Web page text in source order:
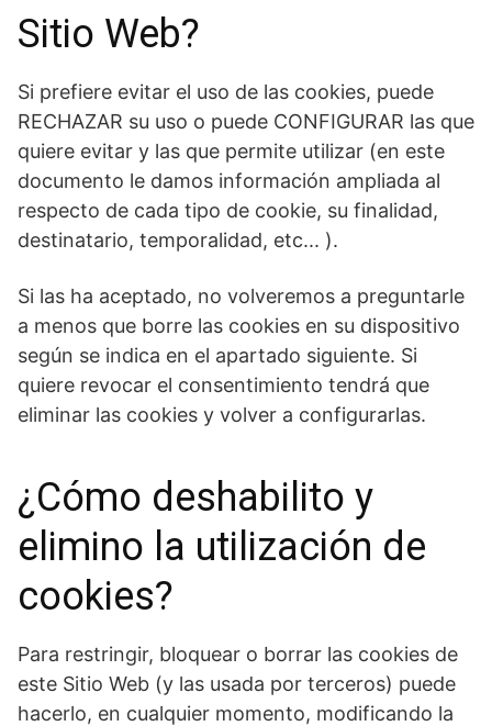
Sitio Web?
Si prefiere evitar el uso de las cookies, puede
RECHAZAR su uso o puede CONFIGURAR las que
quiere evitar y las que permite utilizar (en este
documento le damos información ampliada al
respecto de cada tipo de cookie, su finalidad,
destinatario, temporalidad, etc... ).
Si las ha aceptado, no volveremos a preguntarle
a menos que borre las cookies en su dispositivo
según se indica en el apartado siguiente. Si
quiere revocar el consentimiento tendrá que
eliminar las cookies y volver a configurarlas.
¿Cómo deshabilito y
elimino la utilización de
cookies?
Para restringir, bloquear o borrar las cookies de
este Sitio Web (y las usada por terceros) puede
hacerlo, en cualquier momento, modificando la